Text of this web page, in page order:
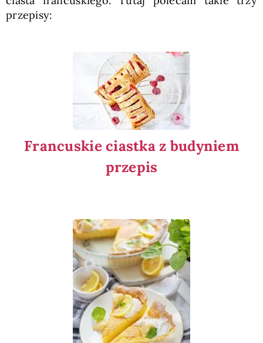
przepisy:
Francuskie ciastka z budyniem
przepis